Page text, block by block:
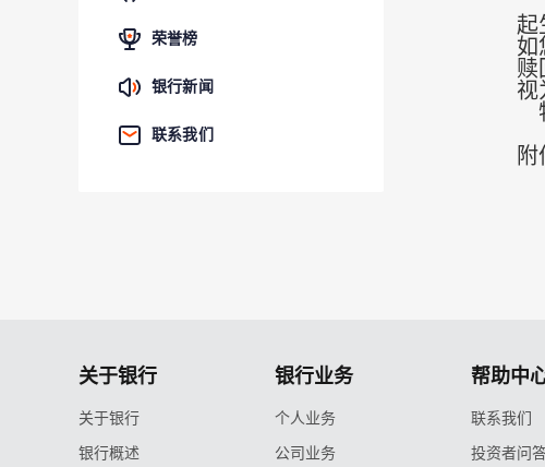
荣誉榜
银行新闻
联系我们
起
如
赎
视
附
关于银行
关于银行
银行概述
银行业务
个人业务
公司业务
帮助中
联系我们
投资者问